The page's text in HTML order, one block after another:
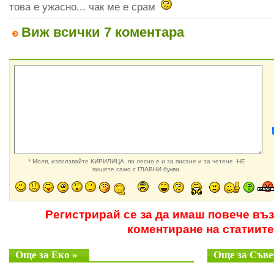
това е ужасно... чак ме е срам
Виж всички 7 коментара
* Моля, използвайте КИРИЛИЦА, по лесно е и за писане и за четене. НЕ
пишете само с ГЛАВНИ букви.
Регистрирай се за да имаш повече
коментиране на статиите
Още за Еко » Още за